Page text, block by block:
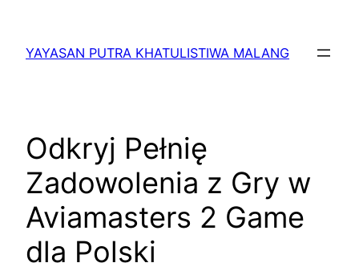
konten
YAYASAN PUTRA KHATULISTIWA MALANG
Odkryj Pełnię
Zadowolenia z Gry w
Aviamasters 2 Game
dla Polski